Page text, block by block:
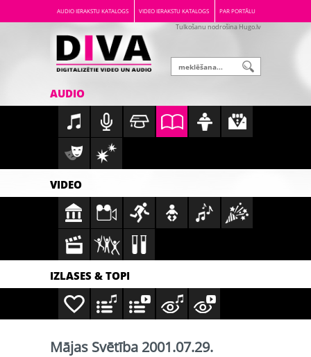
AUDIO IERAKSTU KATALOGS VIDEO IERAKSTU KATALOGS PAR PORTĀLU
Tulkošanu nodrošina Hugo.lv
AUDIO
VIDEO
IZLASES & TOPI
Mājas Svētība 2001.07.29.